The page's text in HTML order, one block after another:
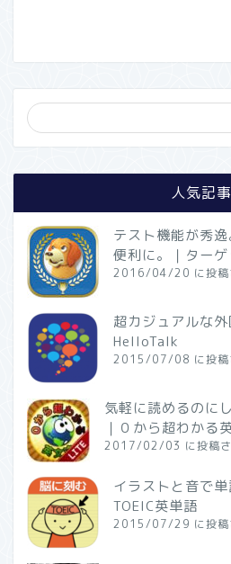
人気記事
テスト機能が秀
便利に。｜ター
2016/04/20 に投稿
超カジュアルな外
HelloTalk
2015/07/08 に投稿
気軽に読めるのに
｜０から超わかる
2017/02/03 に投稿さ
イラストと音で
TOEIC英単語
2015/07/29 に投稿